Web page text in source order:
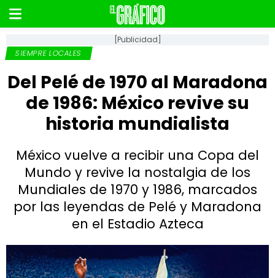
[Publicidad]
SIEMPRE LOCALES
Del Pelé de 1970 al Maradona
de 1986: México revive su
historia mundialista
México vuelve a recibir una Copa del
Mundo y revive la nostalgia de los
Mundiales de 1970 y 1986, marcados
por las leyendas de Pelé y Maradona
en el Estadio Azteca